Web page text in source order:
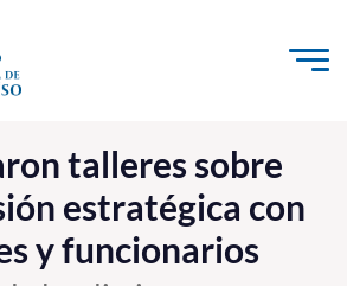
al contenido
e Innovación
talleres sobre
estratégica con
y funcionarios